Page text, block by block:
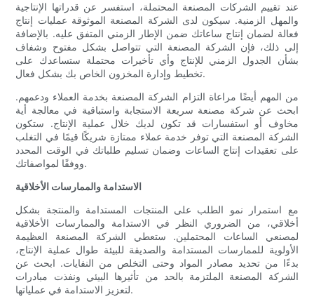
عند تقييم الشركات المصنعة المحتملة، استفسر عن قدراتها الإنتاجية
والمهل الزمنية. سيكون لدى الشركة المصنعة الموثوقة عمليات إنتاج
فعالة لضمان إنتاج ساعاتك ضمن الإطار الزمني المتفق عليه. بالإضافة
إلى ذلك، فإن الشركة المصنعة التي تتواصل بشكل مفتوح وشفاف
بشأن الجدول الزمني للإنتاج وأي تأخيرات محتملة ستساعدك على
تخطيط وإدارة المخزون الخاص بك بشكل فعال.
من المهم أيضًا مراعاة التزام الشركة المصنعة بخدمة العملاء ودعمهم.
ابحث عن شركة مصنعة سريعة الاستجابة واستباقية في معالجة أية
مخاوف أو استفسارات قد تكون لديك خلال عملية الإنتاج. ستكون
الشركة المصنعة التي توفر خدمة عملاء ممتازة شريكًا قيمًا في التغلب
على تعقيدات إنتاج الساعات وضمان تسليم طلباتك في الوقت المحدد
ووفقًا لمواصفاتك.
الاستدامة والممارسات الأخلاقية
مع استمرار نمو الطلب على المنتجات المستدامة والمنتجة بشكل
أخلاقي، من الضروري النظر في الاستدامة والممارسات الأخلاقية
لمصنعي الساعات المحتملين. ستعطي الشركة المصنعة العظيمة
الأولوية للممارسات المستدامة والصديقة للبيئة طوال عملية الإنتاج،
بدءًا من تحديد مصادر المواد وحتى التخلص من النفايات. ابحث عن
الشركة المصنعة الملتزمة بالحد من تأثيرها البيئي ونفذت مبادرات
لتعزيز الاستدامة في عملياتها.